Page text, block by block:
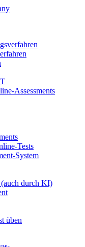
Assessments
Tests
System
durch KI)
üben